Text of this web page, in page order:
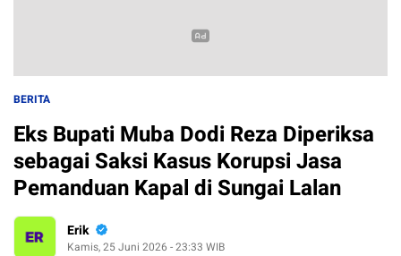
BERITA
Eks Bupati Muba Dodi Reza Diperiksa
sebagai Saksi Kasus Korupsi Jasa
Pemanduan Kapal di Sungai Lalan
Erik
Kamis, 25 Juni 2026 - 23:33 WIB